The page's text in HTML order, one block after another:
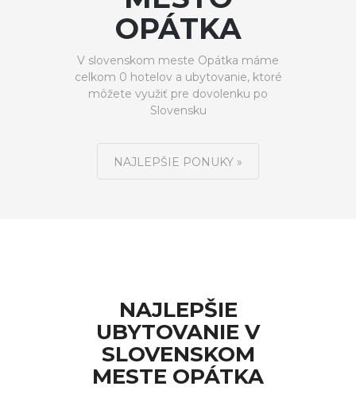
OPÁTKA
V slovenskom meste Opátka máme
celkom 0 hotelov a ubytovanie, ktoré
môžete využiť pre dovolenku po
Slovensku
NAJLEPŠIE PONUKY »
NAJLEPŠIE
UBYTOVANIE V
SLOVENSKOM
MESTE OPÁTKA